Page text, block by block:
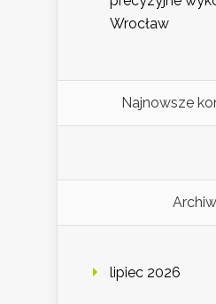
Wrocław
Najnowsze
lipiec 2026